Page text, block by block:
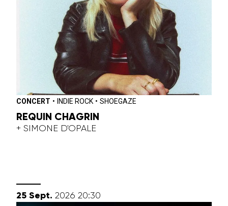
CONCERT • INDIE ROCK • SHOEGAZE
REQUIN CHAGRIN
+ SIMONE D'OPALE
25 septembre
Sept. 2026 20:30